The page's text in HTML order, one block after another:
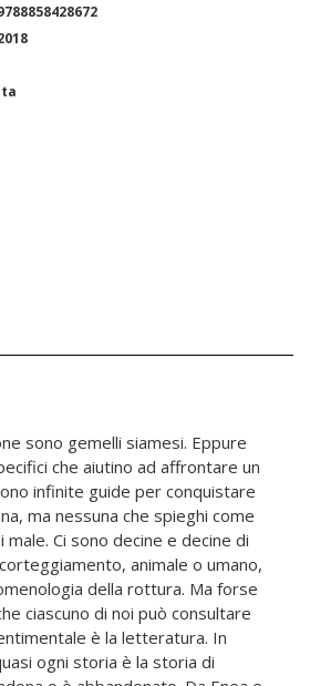
sono gemelli siamesi. Eppure
che aiutino ad affrontare un
infinite guide per conquistare
ma nessuna che spieghi come
male. Ci sono decine e decine di
animale o umano,
della rottura. Ma forse
ciascuno di noi può consultare
è la letteratura. In
ogni storia è la storia di